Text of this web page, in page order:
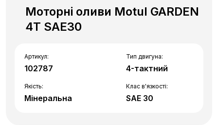
Моторні оливи Motul GARDEN
4T SAE30
Артикул:
102787
Тип двигуна:
4-тактний
Якість:
Мінеральна
Клас в'язкості:
SAE 30